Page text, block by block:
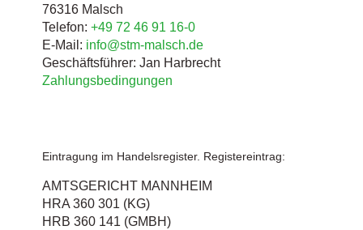
76316 Malsch
Telefon:+49 72 46 91 16-0
E-Mail: info@stm-malsch.de
Geschäftsführer: Jan Harbrecht
Zahlungsbedingungen
Eintragung im Handelsregister. Registereintrag:
AMTSGERICHT MANNHEIM
HRA 360 301 (KG)
HRB 360 141 (GMBH)